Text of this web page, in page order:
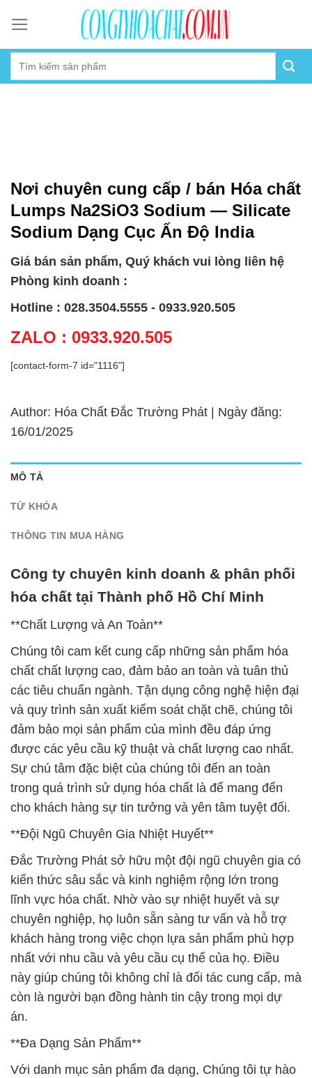
content
Nơi chuyên cung cấp / bán Hóa chất
Lumps Na2SiO3 Sodium — Silicate
Sodium Dạng Cục Ấn Độ India
Giá bán sản phẩm, Quý khách vui lòng liên hệ
Phòng kinh doanh :
Hotline : 028.3504.5555 - 0933.920.505
ZALO : 0933.920.505
[contact-form-7 id="1116"]
Author: Hóa Chất Đắc Trường Phát | Ngày đăng:
16/01/2025
MÔ TẢ
TỪ KHÓA
THÔNG TIN MUA HÀNG
Công ty chuyên kinh doanh & phân phối
hóa chất tại Thành phố Hồ Chí Minh
**Chất Lượng và An Toàn**
Chúng tôi cam kết cung cấp những sản phẩm hóa
chất chất lượng cao, đảm bảo an toàn và tuân thủ
các tiêu chuẩn ngành. Tận dụng công nghệ hiện đại
và quy trình sản xuất kiểm soát chặt chẽ, chúng tôi
đảm bảo mọi sản phẩm của mình đều đáp ứng
được các yêu cầu kỹ thuật và chất lượng cao nhất.
Sự chú tâm đặc biệt của chúng tôi đến an toàn
trong quá trình sử dụng hóa chất là để mang đến
cho khách hàng sự tin tưởng và yên tâm tuyệt đối.
**Đội Ngũ Chuyên Gia Nhiệt Huyết**
Đắc Trường Phát sở hữu một đội ngũ chuyên gia có
kiến thức sâu sắc và kinh nghiệm rộng lớn trong
lĩnh vực hóa chất. Nhờ vào sự nhiệt huyết và sự
chuyên nghiệp, họ luôn sẵn sàng tư vấn và hỗ trợ
khách hàng trong việc chọn lựa sản phẩm phù hợp
nhất với nhu cầu và yêu cầu cụ thể của họ. Điều
này giúp chúng tôi không chỉ là đối tác cung cấp, mà
còn là người bạn đồng hành tin cậy trong mọi dự
án.
**Đa Dạng Sản Phẩm**
Với danh mục sản phẩm đa dạng, Chúng tôi tự hào